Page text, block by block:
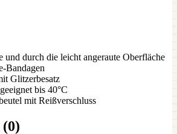
und durch die leicht angeraute Oberfläche
Bandagen
Glitzerbesatz
bis 40°C
mit Reißverschluss